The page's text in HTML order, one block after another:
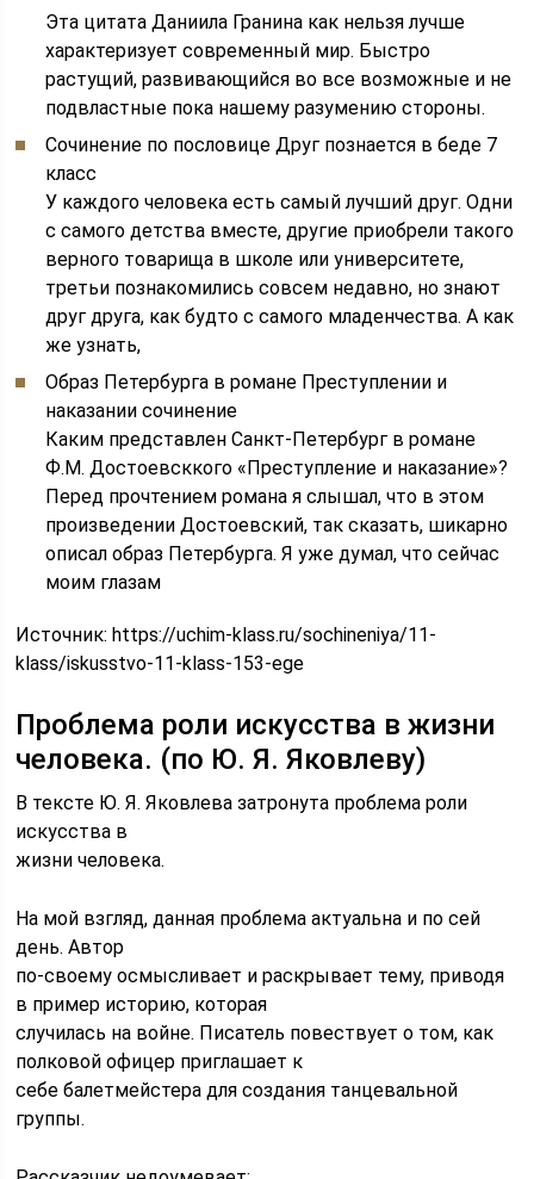
Эта цитата Даниила Гранина как нельзя лучше
характеризует современный мир. Быстро
растущий, развивающийся во все возможные и не
подвластные пока нашему разумению стороны.
Сочинение по пословице Друг познается в беде 7
класс
У каждого человека есть самый лучший друг. Одни
с самого детства вместе, другие приобрели такого
верного товарища в школе или университете,
третьи познакомились совсем недавно, но знают
друг друга, как будто с самого младенчества. А как
же узнать,
Образ Петербурга в романе Преступлении и
наказании сочинение
Каким представлен Санкт-Петербург в романе
Ф.М. Достоевсккого «Преступление и наказание»?
Перед прочтением романа я слышал, что в этом
произведении Достоевский, так сказать, шикарно
описал образ Петербурга. Я уже думал, что сейчас
моим глазам
Источник:https://uchim-klass.ru/sochineniya/11-
klass/iskusstvo-11-klass-153-ege
Проблема роли искусства в жизни
человека. (по Ю. Я. Яковлеву)
В тексте Ю. Я. Яковлева затронута проблема роли
искусства в
жизни человека.
На мой взгляд, данная проблема актуальна и по сей
день. Автор
по-своему осмысливает и раскрывает тему, приводя
в пример историю, которая
случилась на войне. Писатель повествует о том, как
полковой офицер приглашает к
себе балетмейстера для создания танцевальной
группы.